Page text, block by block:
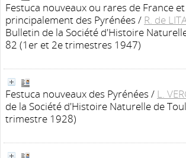
Festuca nouveaux ou rares de France
principalement des Pyrénées / R. de
Bulletin de la Société d'Histoire
82 (1er et 2e trimestres 1947)
Festuca nouveaux des Pyrénées / L.
de la Société d'Histoire Naturelle de
trimestre 1928)